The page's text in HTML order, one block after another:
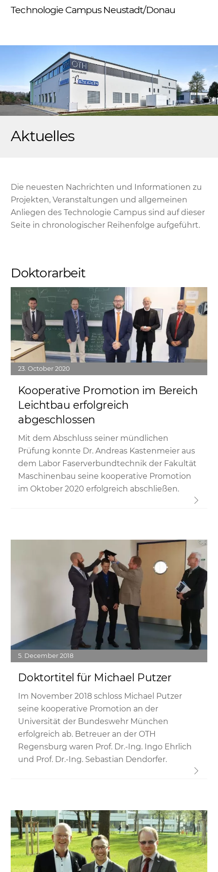
SkipTechnologie Campus Neustadt/Donau
Aktuelles
Die neuesten Nachrichten und Informationen zu
Projekten, Veranstaltungen und allgemeinen
Anliegen des Technologie Campus sind auf dieser
Seite in chronologischer Reihenfolge aufgeführt.
Doktorarbeit
Link
23 October 2020
Kooperative Promotion im Bereich
Leichtbau erfolgreich
abgeschlossen
Mit dem Abschluss seiner mündlichen
Prüfung konnte Dr. Andreas Kastenmeier aus
dem Labor Faserverbundtechnik der Fakultät
Maschinenbau seine kooperative Promotion
im Oktober 2020 erfolgreich abschließen.
5 December 2018
Doktortitel für Michael Putzer
Im November 2018 schloss Michael Putzer
seine kooperative Promotion an der
Universität der Bundeswehr München
erfolgreich ab. Betreuer an der OTH
Regensburg waren Prof. Dr.-Ing. Ingo Ehrlich
und Prof. Dr.-Ing. Sebastian Dendorfer.
Link